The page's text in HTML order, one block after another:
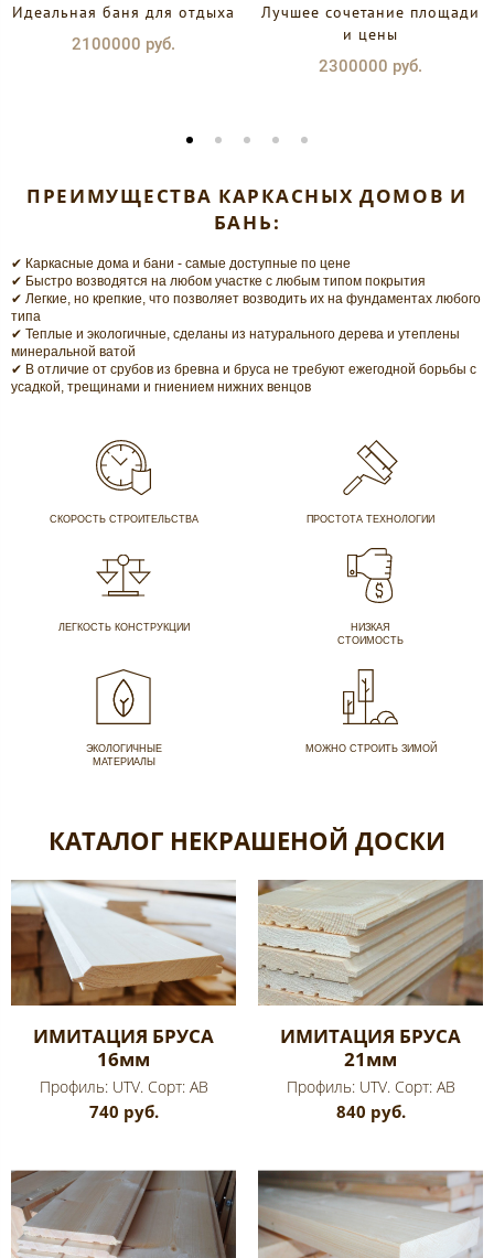
Идеальная баня для отдыха
2100000 руб.
Лучшее сочетание площади
и цены
2300000 руб.
ПРЕИМУЩЕСТВА КАРКАСНЫХ ДОМОВ И
БАНЬ:
✔ Каркасные дома и бани - самые доступные по цене
✔ Быстро возводятся на любом участке с любым типом покрытия
✔ Легкие, но крепкие, что позволяет возводить их на фундаментах любого
типа
✔ Теплые и экологичные, сделаны из натурального дерева и утеплены
минеральной ватой
✔ В отличие от срубов из бревна и бруса не требуют ежегодной борьбы с
усадкой, трещинами и гниением нижних венцов
СКОРОСТЬ СТРОИТЕЛЬСТВА ПРОСТОТА ТЕХНОЛОГИИ
ЛЕГКОСТЬ КОНСТРУКЦИИ
НИЗКАЯ
СТОИМОСТЬ
ЭКОЛОГИЧНЫЕ
МАТЕРИАЛЫ
МОЖНО СТРОИТЬ ЗИМОЙ
КАТАЛОГ НЕКРАШЕНОЙ ДОСКИ
ИМИТАЦИЯ БРУСА
16мм
Профиль: UTV. Сорт: AB
740 руб.
ИМИТАЦИЯ БРУСА
21мм
Профиль: UTV. Сорт: AB
840 руб.